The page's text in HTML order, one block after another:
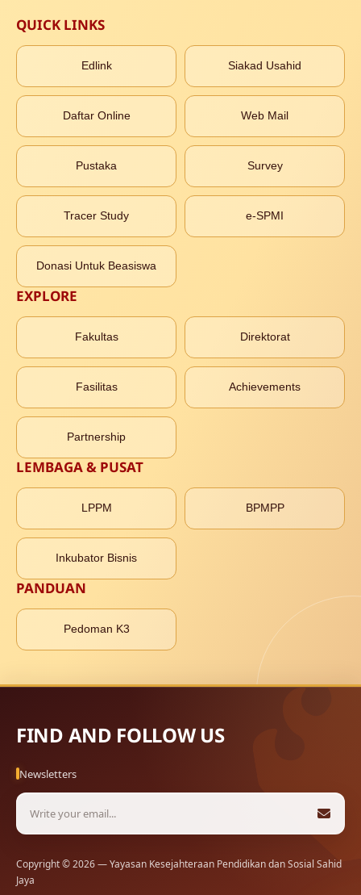
QUICK LINKS
Edlink Siakad Usahid
Daftar Online Web Mail
Pustaka Survey
Tracer Study e-SPMI
Donasi Untuk Beasiswa
EXPLORE
Fakultas Direktorat
Fasilitas Achievements
Partnership
LEMBAGA & PUSAT
LPPM BPMPP
Inkubator Bisnis
PANDUAN
Pedoman K3
FIND AND FOLLOW US
Newsletters
Copyright © 2026 — Yayasan Kesejahteraan Pendidikan dan Sosial Sahid
Jaya